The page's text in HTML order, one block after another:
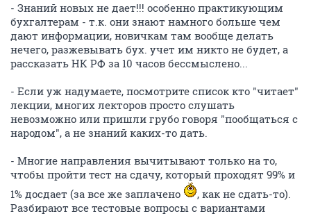
- Знаний новых не дает!!! особенно практикующим
бухгалтерам - т.к. они знают намного больше чем
дают информации, новичкам там вообще делать
нечего, разжевывать бух. учет им никто не будет, а
рассказать НК РФ за 10 часов бессмыслено...
- Если уж надумаете, посмотрите список кто "читает"
лекции, многих лекторов просто слушать
невозможно или пришли грубо говоря "пообщаться с
народом", а не знаний каких-то дать.
- Многие направления вычитывают только на то,
чтобы пройти тест на сдачу, который проходят 99% и
1% досдает (за все же заплачено
, как не сдать-то).
Разбирают все тестовые вопросы с вариантами